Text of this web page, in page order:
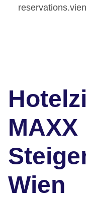
MAXX
Wien